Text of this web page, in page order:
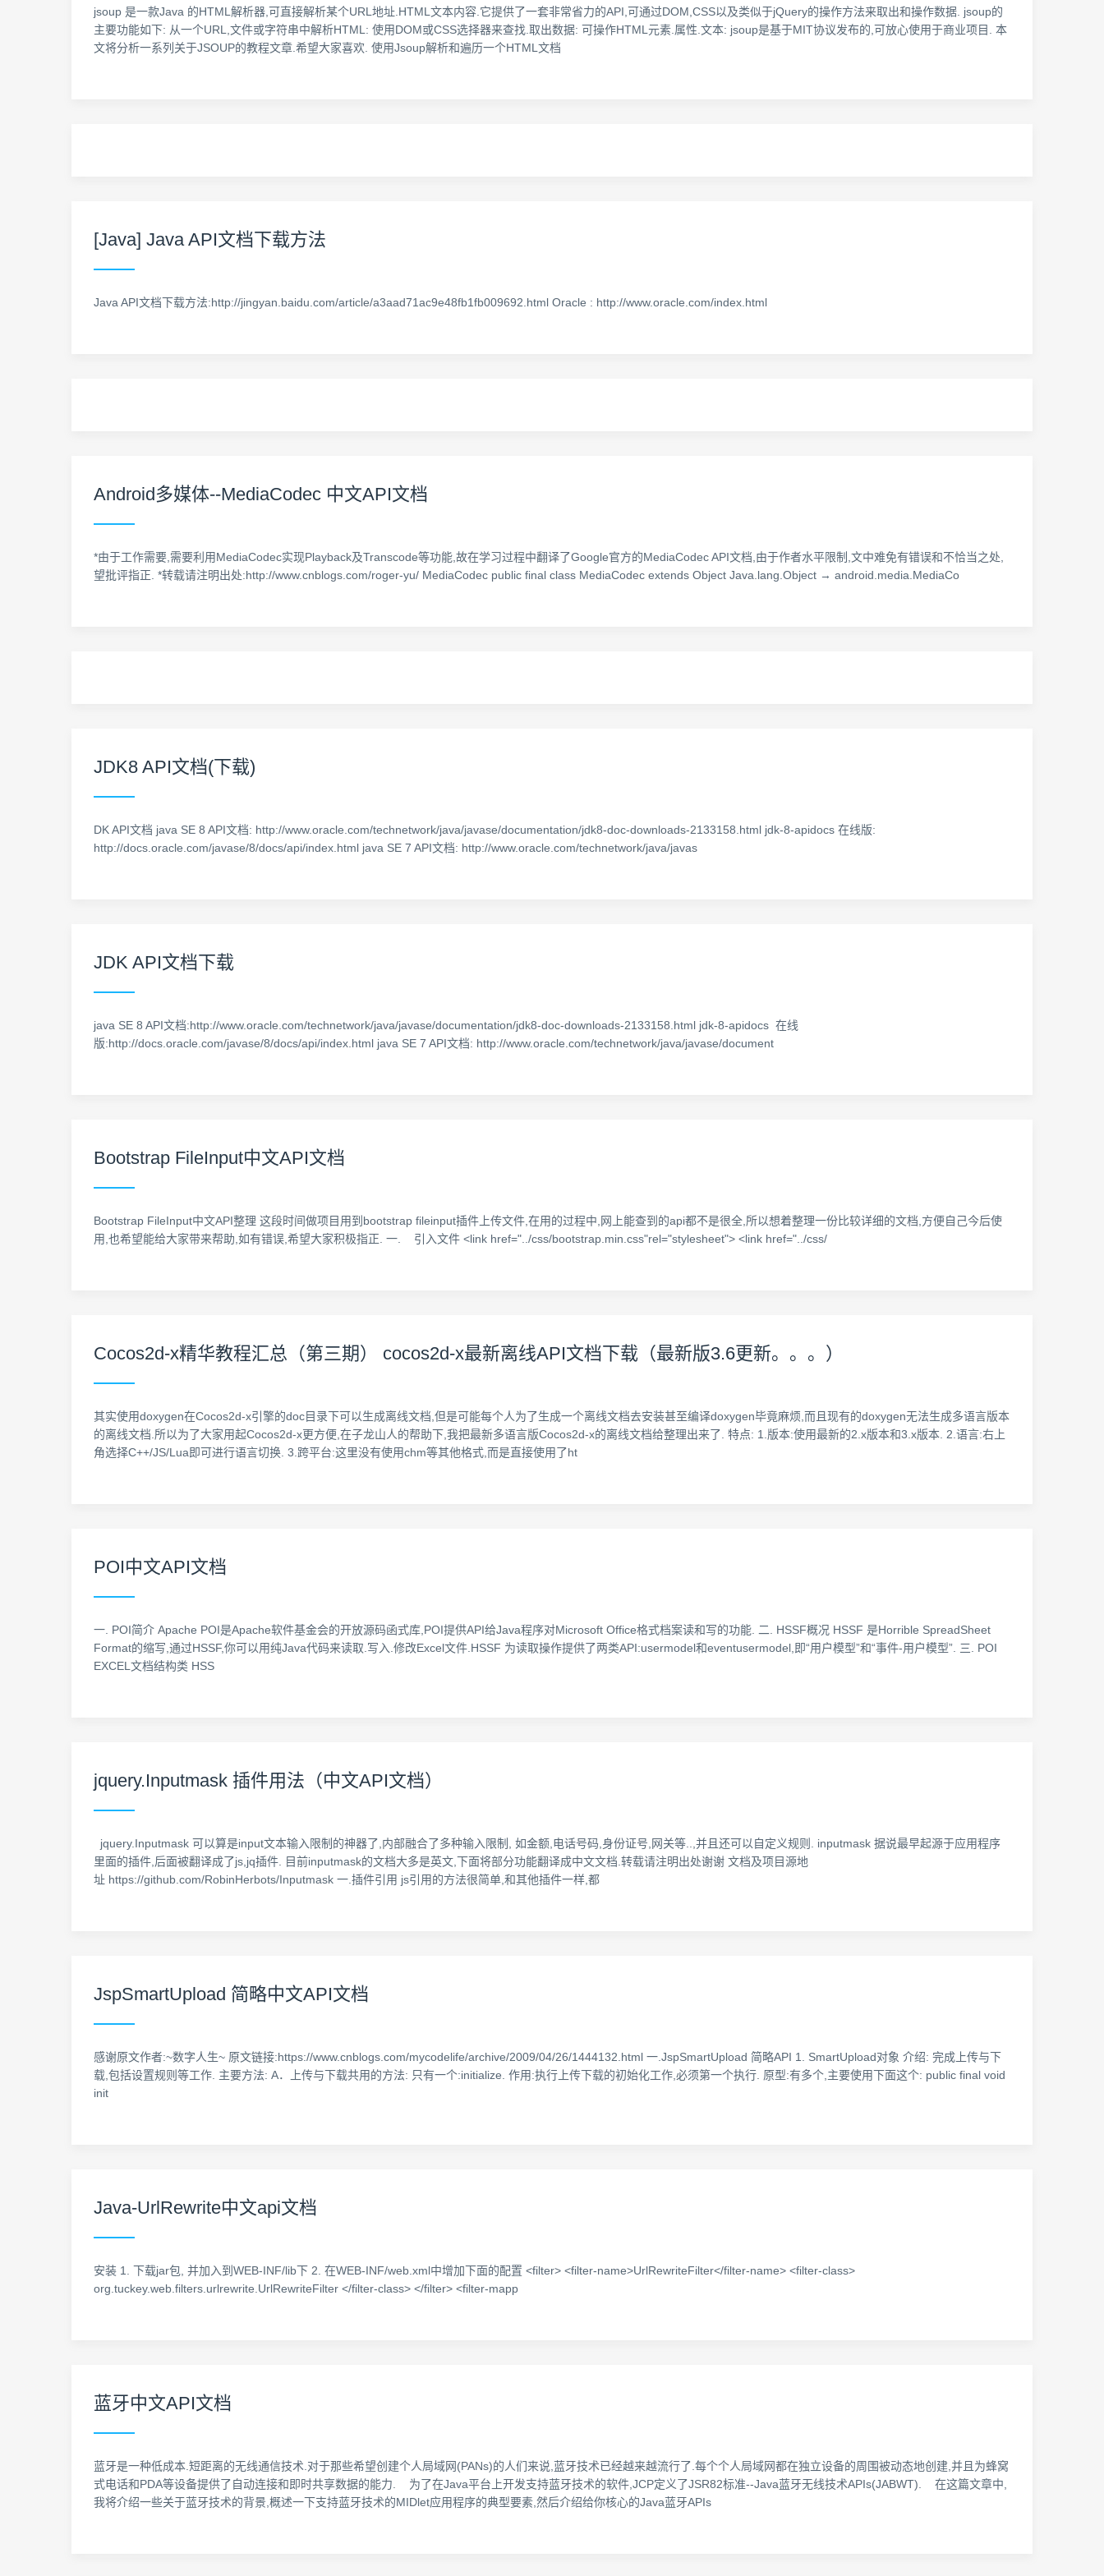
jsoup 是一款Java 的HTML解析器,可直接解析某个URL地址.HTML文本内容.它提供了一套非常省力的API,可通过DOM,CSS以及类似于jQuery的操作方法来取出和操作数据. jsoup的
主要功能如下: 从一个URL,文件或字符串中解析HTML: 使用DOM或CSS选择器来查找.取出数据: 可操作HTML元素.属性.文本: jsoup是基于MIT协议发布的,可放心使用于商业项目. 本
文将分析一系列关于JSOUP的教程文章.希望大家喜欢. 使用Jsoup解析和遍历一个HTML文档
[Java] Java API文档下载方法
Java API文档下载方法:http://jingyan.baidu.com/article/a3aad71ac9e48fb1fb009692.html Oracle : http://www.oracle.com/index.html
Android多媒体--MediaCodec 中文API文档
*由于工作需要,需要利用MediaCodec实现Playback及Transcode等功能,故在学习过程中翻译了Google官方的MediaCodec API文档,由于作者水平限制,文中难免有错误和不恰当之处,
望批评指正. *转载请注明出处:http://www.cnblogs.com/roger-yu/ MediaCodec public final class MediaCodec extends Object Java.lang.Object → android.media.MediaCo
JDK8 API文档(下载)
DK API文档 java SE 8 API文档: http://www.oracle.com/technetwork/java/javase/documentation/jdk8-doc-downloads-2133158.html jdk-8-apidocs 在线版:
http://docs.oracle.com/javase/8/docs/api/index.html java SE 7 API文档: http://www.oracle.com/technetwork/java/javas
JDK API文档下载
java SE 8 API文档:http://www.oracle.com/technetwork/java/javase/documentation/jdk8-doc-downloads-2133158.html jdk-8-apidocs 在线
版:http://docs.oracle.com/javase/8/docs/api/index.html java SE 7 API文档: http://www.oracle.com/technetwork/java/javase/document
Bootstrap FileInput中文API文档
Bootstrap FileInput中文API整理 这段时间做项目用到bootstrap fileinput插件上传文件,在用的过程中,网上能查到的api都不是很全,所以想着整理一份比较详细的文档,方便自己今后使
用,也希望能给大家带来帮助,如有错误,希望大家积极指正. 一. 引入文件 <link href="../css/bootstrap.min.css"rel="stylesheet"> <link href="../css/
Cocos2d-x精华教程汇总（第三期） cocos2d-x最新离线API文档下载（最新版3.6更新。。。）
其实使用doxygen在Cocos2d-x引擎的doc目录下可以生成离线文档,但是可能每个人为了生成一个离线文档去安装甚至编译doxygen毕竟麻烦,而且现有的doxygen无法生成多语言版本
的离线文档.所以为了大家用起Cocos2d-x更方便,在子龙山人的帮助下,我把最新多语言版Cocos2d-x的离线文档给整理出来了. 特点: 1.版本:使用最新的2.x版本和3.x版本. 2.语言:右上
角选择C++/JS/Lua即可进行语言切换. 3.跨平台:这里没有使用chm等其他格式,而是直接使用了ht
POI中文API文档
一. POI简介 Apache POI是Apache软件基金会的开放源码函式库,POI提供API给Java程序对Microsoft Office格式档案读和写的功能. 二. HSSF概况 HSSF 是Horrible SpreadSheet
Format的缩写,通过HSSF,你可以用纯Java代码来读取.写入.修改Excel文件.HSSF 为读取操作提供了两类API:usermodel和eventusermodel,即“用户模型”和“事件-用户模型”. 三. POI
EXCEL文档结构类 HSS
jquery.Inputmask 插件用法（中文API文档）
jquery.Inputmask 可以算是input文本输入限制的神器了,内部融合了多种输入限制, 如金额,电话号码,身份证号,网关等..,并且还可以自定义规则. inputmask 据说最早起源于应用程序
里面的插件,后面被翻译成了js,jq插件. 目前inputmask的文档大多是英文,下面将部分功能翻译成中文文档.转载请注明出处谢谢 文档及项目源地
址 https://github.com/RobinHerbots/Inputmask 一.插件引用 js引用的方法很简单,和其他插件一样,都
JspSmartUpload 简略中文API文档
感谢原文作者:~数字人生~ 原文链接:https://www.cnblogs.com/mycodelife/archive/2009/04/26/1444132.html 一.JspSmartUpload 简略API 1. SmartUpload对象 介绍: 完成上传与下
载,包括设置规则等工作. 主要方法: A．上传与下载共用的方法: 只有一个:initialize. 作用:执行上传下载的初始化工作,必须第一个执行. 原型:有多个,主要使用下面这个: public final void
init
Java-UrlRewrite中文api文档
安装 1. 下载jar包, 并加入到WEB-INF/lib下 2. 在WEB-INF/web.xml中增加下面的配置 <filter> <filter-name>UrlRewriteFilter</filter-name> <filter-class>
org.tuckey.web.filters.urlrewrite.UrlRewriteFilter </filter-class> </filter> <filter-mapp
蓝牙中文API文档
蓝牙是一种低成本.短距离的无线通信技术.对于那些希望创建个人局域网(PANs)的人们来说,蓝牙技术已经越来越流行了.每个个人局域网都在独立设备的周围被动态地创建,并且为蜂窝
式电话和PDA等设备提供了自动连接和即时共享数据的能力. 为了在Java平台上开发支持蓝牙技术的软件,JCP定义了JSR82标准--Java蓝牙无线技术APIs(JABWT). 在这篇文章中,
我将介绍一些关于蓝牙技术的背景,概述一下支持蓝牙技术的MIDlet应用程序的典型要素,然后介绍给你核心的Java蓝牙APIs